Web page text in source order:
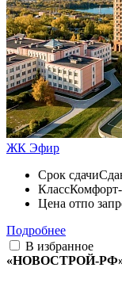
ЖК Эфир
Срок сдачи
КлассКомфорт-
Цена отпо
Подробнее
В избранное
«НОВОСТРОЙ-